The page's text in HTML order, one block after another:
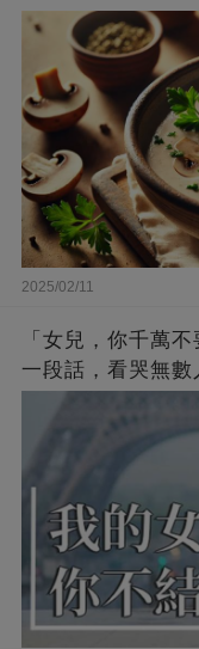
2025/02/11
「女兒，你千萬
一段話，看哭無數